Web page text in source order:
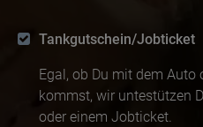
Tankgutschein/Jobticket
Egal, ob Du mit dem Auto
kommst, wir untestützen
oder einem Jobticket.